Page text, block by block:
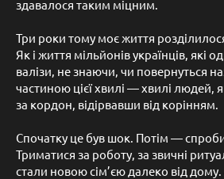
здавалося таким міцним.
Три роки тому моє життя
Як і життя мільйонів українців, які
валізи, не знаючи, чи повернуться
частиною цієї хвилі — хвилі людей,
за кордон, відірвавши від корінням.
Спочатку це був шок. Потім —
Триматися за роботу, за звичні
стали новою сім’єю далеко від дому.